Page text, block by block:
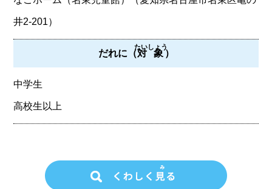
井2-201）
だれに（対象
たいしょう
）
中学生
高校生以上